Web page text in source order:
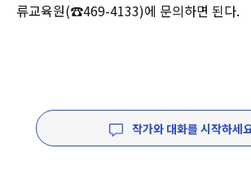
류교육원(☎469-4133)에 문의하면 된다.
작가와 대화를 시작하세